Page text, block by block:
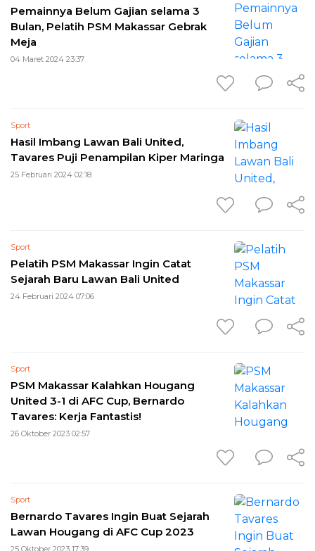
Pemainnya Belum Gajian selama 3
Bulan, Pelatih PSM Makassar Gebrak
Meja
04 Maret 2024 23:37
Sport
Hasil Imbang Lawan Bali United,
Tavares Puji Penampilan Kiper Maringa
25 Februari 2024 02:18
Sport
Pelatih PSM Makassar Ingin Catat
Sejarah Baru Lawan Bali United
24 Februari 2024 07:06
Sport
PSM Makassar Kalahkan Hougang
United 3-1 di AFC Cup, Bernardo
Tavares: Kerja Fantastis!
26 Oktober 2023 02:57
Sport
Bernardo Tavares Ingin Buat Sejarah
Lawan Hougang di AFC Cup 2023
25 Oktober 2023 17:39